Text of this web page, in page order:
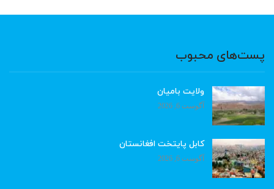
پست‌های محبوب
ولایت بامیان
آگوست 6, 2026
کابل پایتخت افغانستان
آگوست 6, 2026